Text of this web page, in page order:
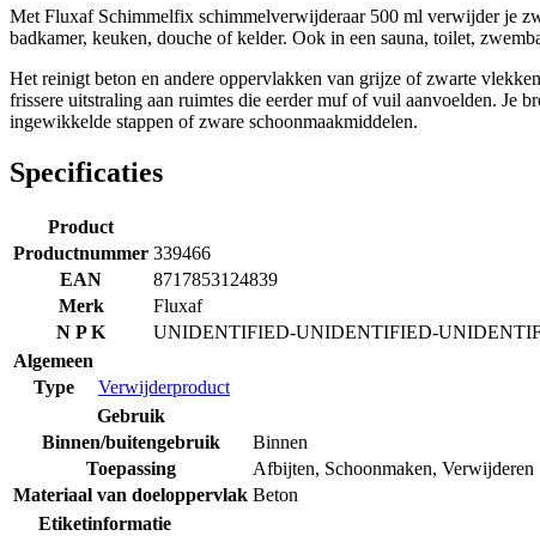
Met Fluxaf Schimmelfix schimmelverwijderaar 500 ml verwijder je
badkamer, keuken, douche of kelder. Ook in een sauna, toilet,
Het reinigt beton en andere oppervlakken van grijze of zwarte
frissere uitstraling aan ruimtes die eerder muf of vuil aanvoelden. Je
ingewikkelde stappen of zware schoonmaakmiddelen.
Specificaties
Product
Productnummer 339466
EAN
8717853124839
Merk
Fluxaf
N P K
UNIDENTIFIED-UNIDENTIFIED-
Algemeen
Type
Verwijderproduct
Gebruik
Binnen/buitengebruik
Binnen
Toepassing
Afbijten, Schoonmaken, Verwijderen
Materiaal van doeloppervlak Beton
Etiketinformatie